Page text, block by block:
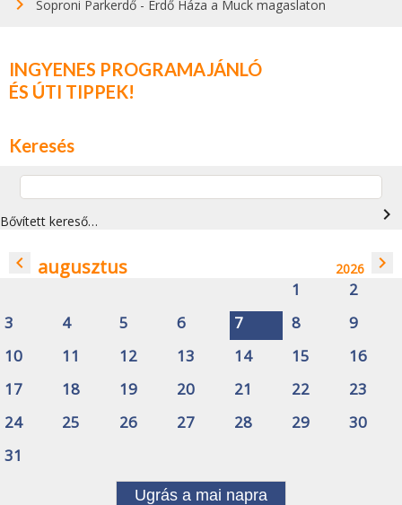
Soproni Parkerdő - Erdő Háza a Muck magaslaton
INGYENES PROGRAMAJÁNLÓ
ÉS ÚTI TIPPEK!
Keresés
Bővített kereső… navigate_next
navigate_before augusztus 2026 navigate_next
1
2
3
4 5 6 7 8
9
10
11 12 13 14 15
16
17
18 19 20 21 22
23
24
25 26 27 28 29
30
31
Ugrás a mai napra